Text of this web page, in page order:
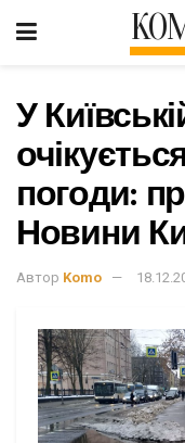
У
погоди:
Новини
Автор Komo